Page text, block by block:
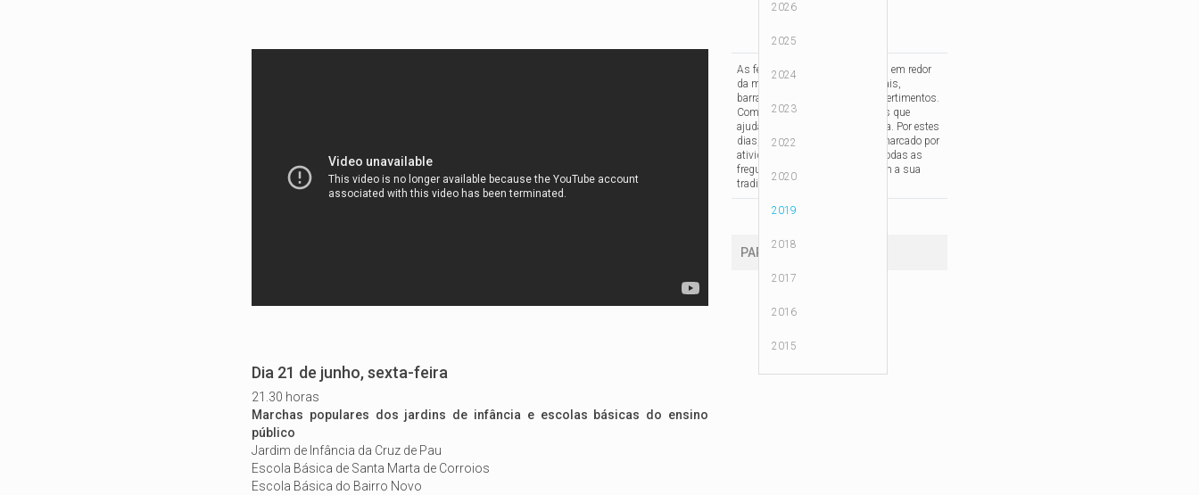
2026
2025
2024
2023
2022
2020
2019
2018
2017
2016
2015
Dia 21 de junho, sexta-feira
21.30 horas
Marchas populares dos jardins de infância e escolas básicas do ensino
público
Jardim de Infância da Cruz de Pau
Escola Básica de Santa Marta de Corroios
Escola Básica do Bairro Novo
As festas populares juntam-nos em redor
da música, nos bailaricos, arraiais,
barracas de comes e bebes e divertimentos.
Com elas, cumprem-se tradições que
ajudam a contar a nossa história. Por estes
dias, o quotidiano municipal é marcado por
atividades e animação de rua e todas as
freguesias do concelho cumprem a sua
tradição.
PARTILHAR